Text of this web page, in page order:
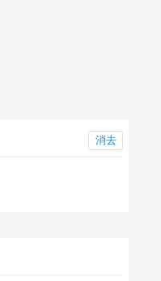
消去